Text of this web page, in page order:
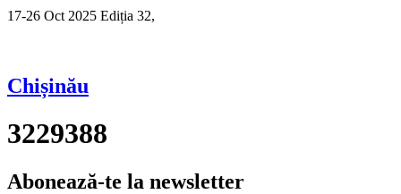
17-26 Oct 2025 Ediția 32,
Chișinău
3229388
Abonează-te la newsletter